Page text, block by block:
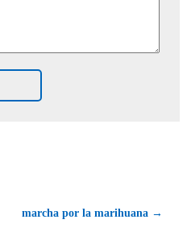
marcha por la marihuana →